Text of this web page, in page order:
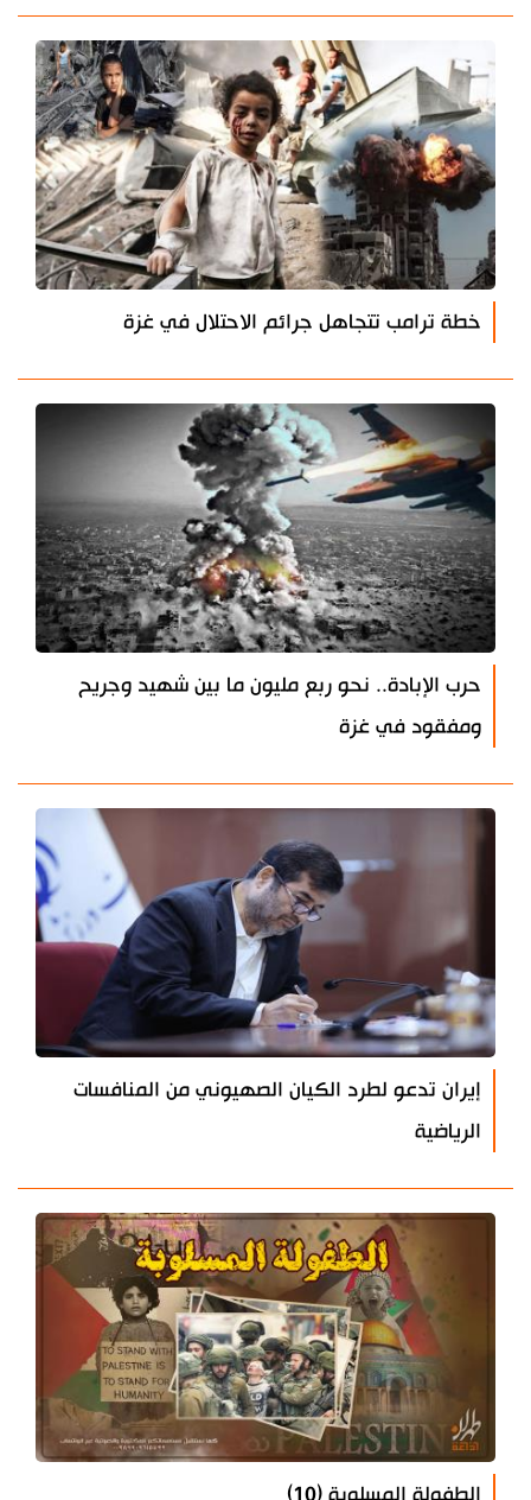
خطة ترامب تتجاهل جرائم الاحتلال في غزة
حرب الإبادة.. نحو ربع مليون ما بين شهيد وجريح
ومفقود في غزة
إيران تدعو لطرد الكيان الصهيوني من المنافسات
الرياضية
الطفولة المسلوبة (10)